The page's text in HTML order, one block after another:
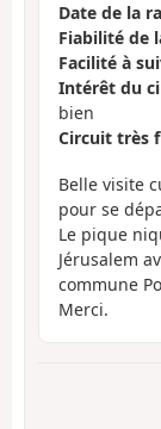
Date de la
Fiabilité de
Facilité à
Intérêt du
bien
Circuit très
Belle visite
pour se
Le pique
Jérusalem
commune
Merci.